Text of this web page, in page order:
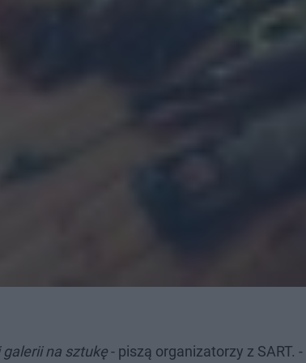
na sztukę- piszą organizatorzy z SART. -